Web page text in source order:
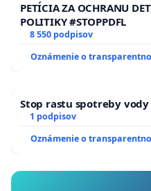
PETÍCIA ZA OCHRANU
POLITIKY #STOPPDFL
8 550 podpisov
Oznámenie o
Stop rastu spotreby
1 podpisov
Oznámenie o